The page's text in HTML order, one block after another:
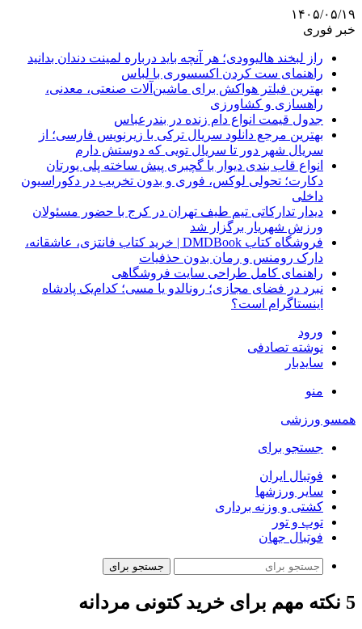
۱۴۰۵/۰۵/۱۹
خبر فوری
راز لبخند هالیوودی؛ هر آنچه باید درباره لمینت دندان بدانید
راهنمای ست کردن اکسسوری با لباس
بهترین فیلتر هواکش برای ماشین‌آلات صنعتی، معدنی،
راهسازی و کشاورزی
جدول قیمت انواع دام زنده در بندرعباس
بهترین مرجع دانلود سریال ترکی با زیرنویس فارسی؛ از
سریال شهر دور تا سریال تویی که دوستش دارم
انواع قاب بندی دیوار با گچبری پیش ساخته پلی یورتان
دکارت؛ تحولی لوکس، فوری و بدون تخریب در دکوراسیون
داخلی
دیدار تدارکاتی تیم طیف تهران در کرج با حضور مسئولان
ورزش شهریار برگزار شد
فروشگاه کتاب DMDBook | خرید کتاب فانتزی، عاشقانه،
دارک رومنس و رمان بدون حذفیات
راهنمای کامل طراحی سایت فروشگاهی
نبرد در فضای مجازی؛ رونالدو یا مسی؛ کدام‌یک پادشاه
اینستاگرام است؟
ورود
نوشته تصادفی
سایدبار
منو
همسو ورزشی
جستجو برای
فوتبال ایران
سایر ورزشها
کشتی و وزنه برداری
توپ و تور
فوتبال جهان
جستجو برای
5 نکته مهم برای خرید کتونی مردانه